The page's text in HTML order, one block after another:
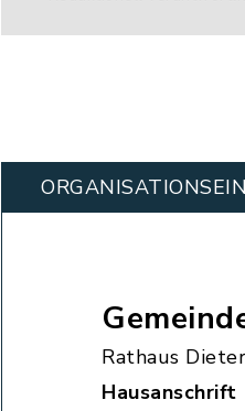
Rathaus
Hausanschrift